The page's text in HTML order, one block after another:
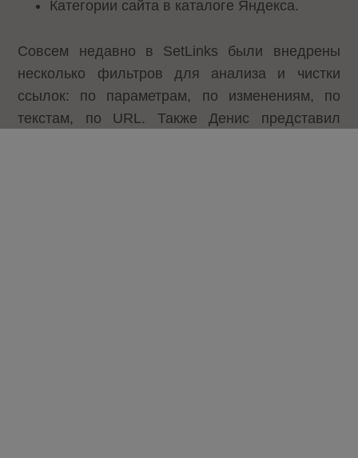
Категории сайта в каталоге Яндекса.
Совсем недавно в SetLinks были внедрены
несколько фильтров для анализа и чистки
ссылок: по параметрам, по изменениям, по
текстам, по URL. Также Денис представил